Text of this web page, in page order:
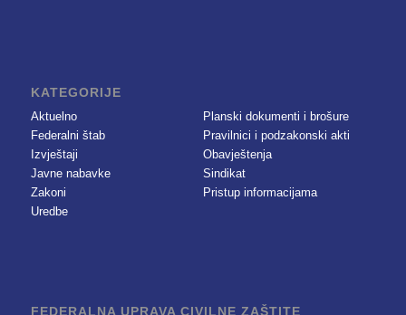
KATEGORIJE
Aktuelno
Federalni štab
Izvještaji
Javne nabavke
Zakoni
Uredbe
Planski dokumenti i brošure
Pravilnici i podzakonski akti
Obavještenja
Sindikat
Pristup informacijama
FEDERALNA UPRAVA CIVILNE ZAŠTITE